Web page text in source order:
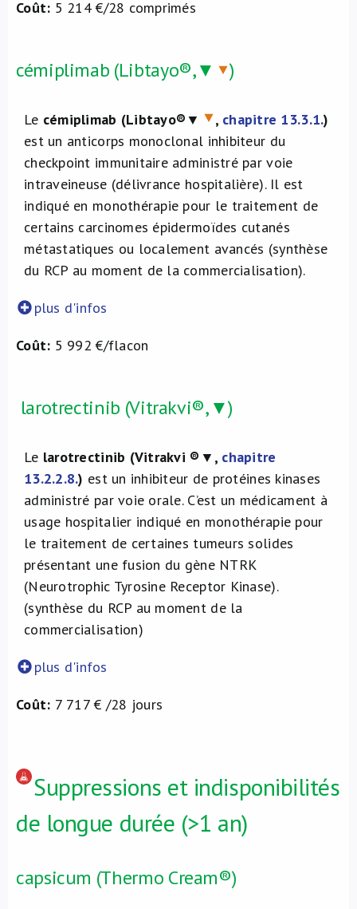
Coût: 5 214 €/28 comprimés
cémiplimab (Libtayo®,▼ )
Le cémiplimab (Libtayo®▼ , chapitre 13.3.1.)
est un anticorps monoclonal inhibiteur du
checkpoint immunitaire administré par voie
intraveineuse (délivrance hospitalière). Il est
indiqué en monothérapie pour le traitement de
certains carcinomes épidermoïdes cutanés
métastatiques ou localement avancés (synthèse
du RCP au moment de la commercialisation).
plus d'infos
Coût: 5 992 €/flacon
larotrectinib (Vitrakvi®,▼)
Le larotrectinib (Vitrakvi ® ▼, chapitre
13.2.2.8.) est un inhibiteur de protéines kinases
administré par voie orale. C’est un médicament à
usage hospitalier indiqué en monothérapie pour
le traitement de certaines tumeurs solides
présentant une fusion du gène NTRK
(Neurotrophic Tyrosine Receptor Kinase).
(synthèse du RCP au moment de la
commercialisation)
plus d'infos
Coût: 7 717 € /28 jours
Suppressions et indisponibilités
de longue durée (>1 an)
capsicum (Thermo Cream®)